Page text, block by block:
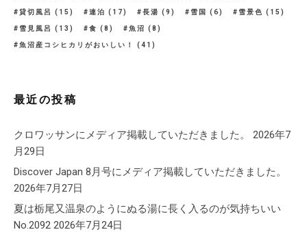
貸切風呂 (15) 連泊 (17) 長湯 (9) 雪国 (6) 雪景色 (15)
雪見風呂 (13) 食 (8) 魚沼 (8)
魚沼産コシヒカリがおいしい！ (41)
最近の投稿
クロワッサンにメディア掲載していただきました。
2026年7
月29日
Discover Japan 8月号にメディア掲載していただきました。
2026年7月27日
夏は栃尾又温泉のようにぬる湯に長く入るのが気持ちいい
No.2092 2026年7月24日